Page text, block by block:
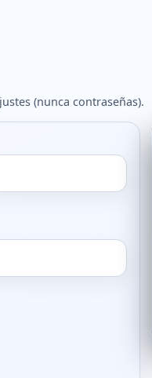
(nunca contraseñas).